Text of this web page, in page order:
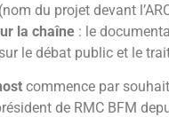
du projet devant
la chaîne : le
le débat public et le
commence par
de RMC BFM